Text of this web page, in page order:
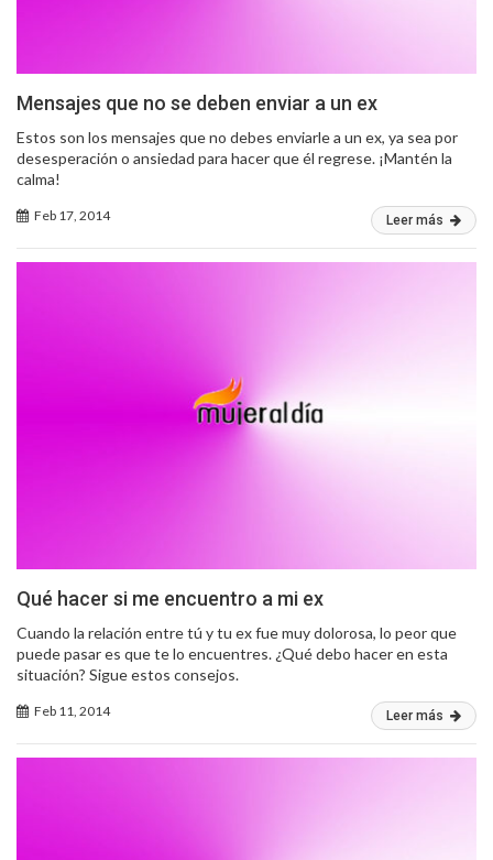
Mensajes que no se deben enviar a un ex
Estos son los mensajes que no debes enviarle a un ex, ya sea por
desesperación o ansiedad para hacer que él regrese. ¡Mantén la
calma!
Feb 17, 2014 Leer más
Qué hacer si me encuentro a mi ex
Cuando la relación entre tú y tu ex fue muy dolorosa, lo peor que
puede pasar es que te lo encuentres. ¿Qué debo hacer en esta
situación? Sigue estos consejos.
Feb 11, 2014 Leer más